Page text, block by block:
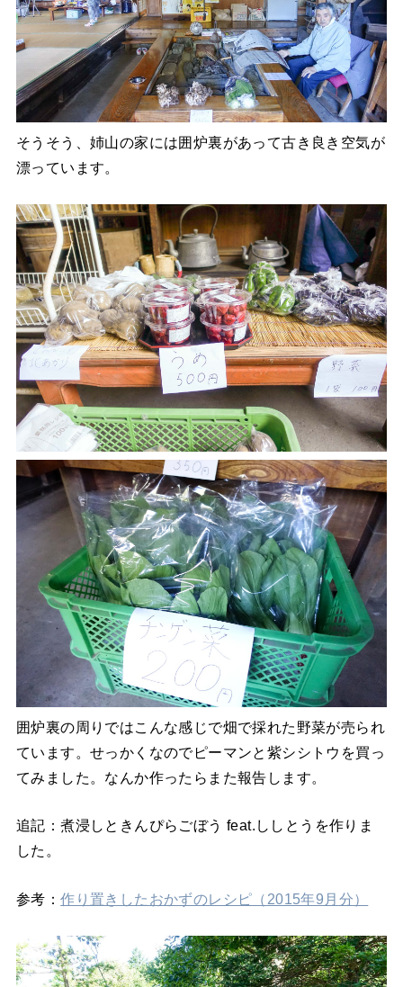
そうそう、姉山の家には囲炉裏があって古き良き空気が
漂っています。
囲炉裏の周りではこんな感じで畑で採れた野菜が売られ
ています。せっかくなのでピーマンと紫シシトウを買っ
てみました。なんか作ったらまた報告します。
追記：煮浸しときんぴらごぼう feat.ししとうを作りま
した。
参考：作り置きしたおかずのレシピ（2015年9月分）